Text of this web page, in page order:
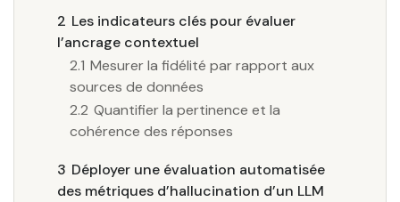
2 Les indicateurs clés pour évaluer
l’ancrage contextuel
2.1 Mesurer la fidélité par rapport aux
sources de données
2.2 Quantifier la pertinence et la
cohérence des réponses
3 Déployer une évaluation automatisée
des métriques d’hallucination d’un LLM